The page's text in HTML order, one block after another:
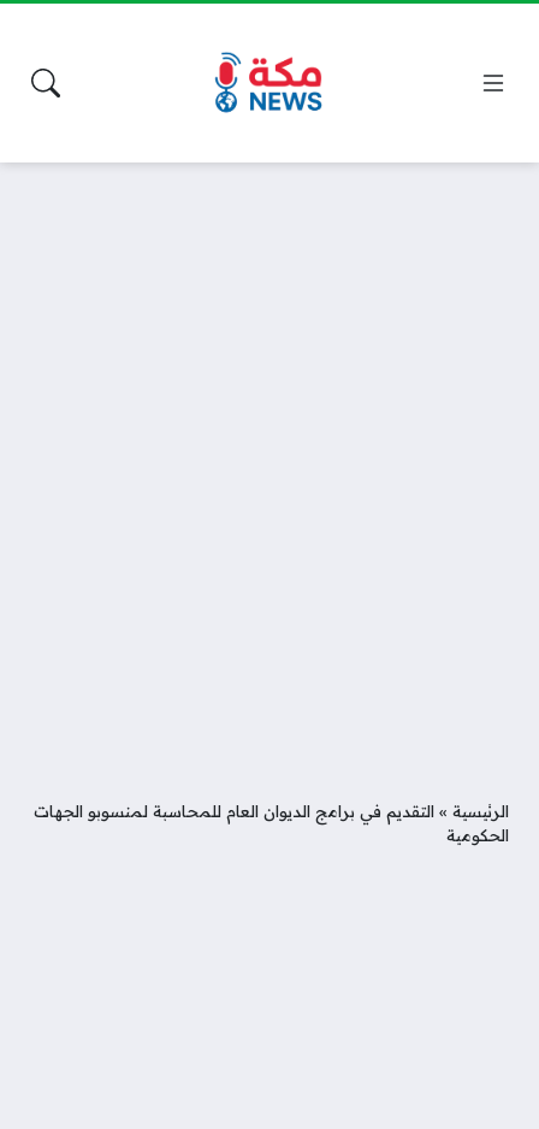
الرئيسية » التقديم في برامج الديوان العام للمحاسبة لمنسوبو الجهات
الحكومية